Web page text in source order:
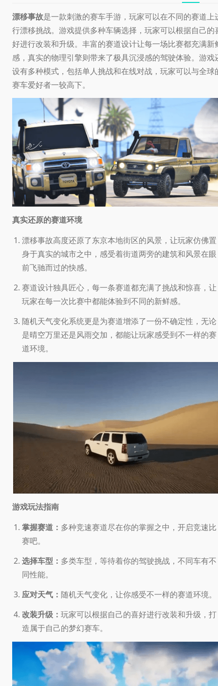
漂移事故是一款刺激的赛车手游，玩家可以在不同的赛道上
行漂移挑战。游戏提供多种车辆选择，玩家可以根据自己的
好进行改装和升级。丰富的赛道设计让每一场比赛都充满新
感，真实的物理引擎则带来了极具沉浸感的驾驶体验。游戏
设有多种模式，包括单人挑战和在线对战，玩家可以与全球
赛车爱好者一较高下。
真实还原的赛道环境
漂移事故高度还原了东京本地街区的风景，让玩家仿佛置
身于真实的城市之中，感受着街道两旁的建筑和风景在眼
前飞驰而过的快感。
赛道设计独具匠心，每一条赛道都充满了挑战和惊喜，让
玩家在每一次比赛中都能体验到不同的新鲜感。
随机天气变化系统更是为赛道增添了一份不确定性，无论
是晴空万里还是风雨交加，都能让玩家感受到不一样的赛
道环境。
游戏玩法指南
掌握赛道： 多种竞速赛道尽在你的掌握之中，开启竞速比
赛吧。
选择车型： 多类车型，等待着你的驾驶挑战，不同车有不
同性能。
应对天气： 随机天气变化，让你感受不一样的赛道环境。
改装升级： 玩家可以根据自己的喜好进行改装和升级，打
造属于自己的梦幻赛车。